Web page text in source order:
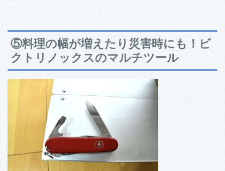
⑤料理の幅が増えたり災害時にも！ビ
クトリノックスのマルチツール